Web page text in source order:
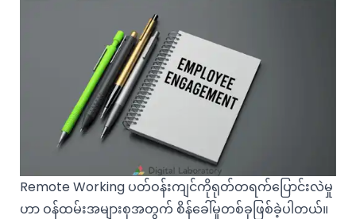
Remote Working ပတ်ဝန်းကျင်ကိုရုတ်တရက်ပြောင်းလဲမှု
ဟာ ဝန်ထမ်းအများစုအတွက် စိန်ခေါ်မှုတစ်ခုဖြစ်ခဲ့ပါတယ်။